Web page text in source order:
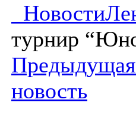
Новости
турнир
Предыдущая
новость